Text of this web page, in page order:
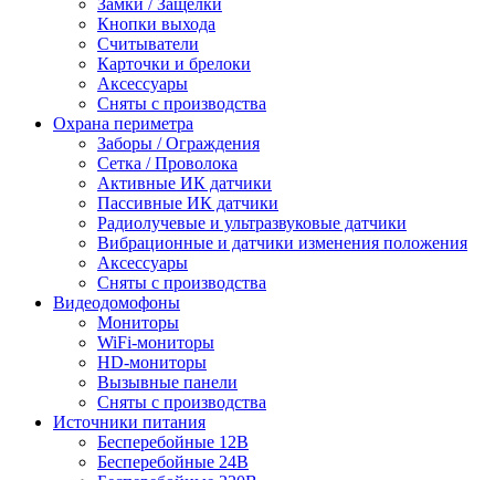
Кнопки выхода
Считыватели
Карточки и брелоки
Аксессуары
Сняты с производства
Охрана периметра
Заборы / Ограждения
Сетка / Проволока
Активные ИК датчики
Пассивные ИК датчики
Радиолучевые и ультразвуковые датчики
Вибрационные и датчики изменения положения
Аксессуары
Сняты с производства
Видеодомофоны
Мониторы
WiFi-мониторы
HD-мониторы
Вызывные панели
Сняты с производства
Источники питания
Бесперебойные 12В
Бесперебойные 24В